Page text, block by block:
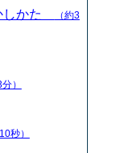
しかた
（約3
）
秒）